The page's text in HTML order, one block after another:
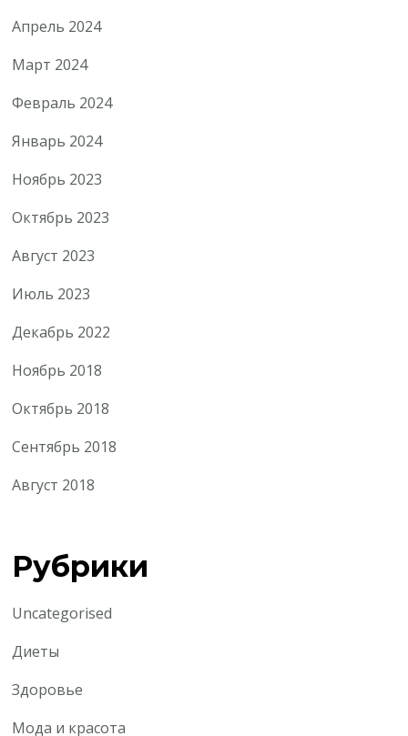
Апрель 2024
Март 2024
Февраль 2024
Январь 2024
Ноябрь 2023
Октябрь 2023
Август 2023
Июль 2023
Декабрь 2022
Ноябрь 2018
Октябрь 2018
Сентябрь 2018
Август 2018
Рубрики
Uncategorised
Диеты
Здоровье
Мода и красота